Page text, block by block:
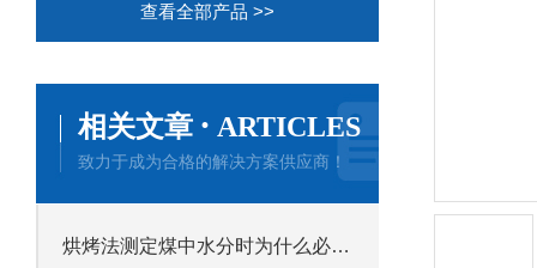
查看全部产品 >>
相关文章 · ARTICLES
致力于成为合格的解决方案供应商！
烘烤法测定煤中水分时为什么必须用带鼓风的烘箱？